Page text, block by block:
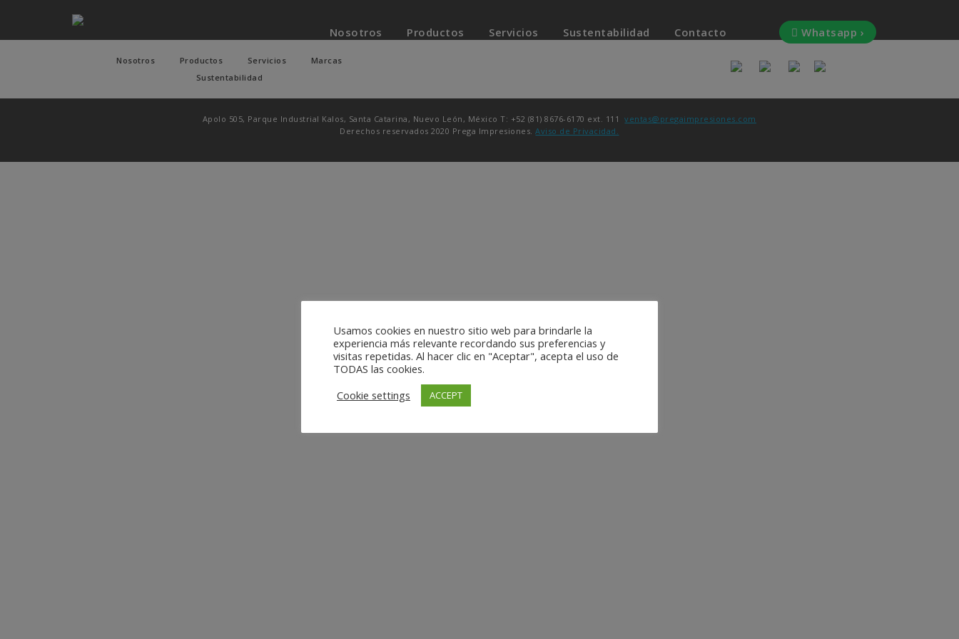
Nosotros Productos Servicios Sustentabilidad Contacto Whatsapp ›
Usamos cookies en nuestro sitio web para brindarle la
experiencia más relevante recordando sus preferencias y
visitas repetidas. Al hacer clic en "Aceptar", acepta el uso de
TODAS las cookies.
Cookie settings
ACCEPT
Nosotros Productos Servicios
Marcas
Sustentabilidad
Apolo 505, Parque Industrial Kalos, Santa Catarina, Nuevo León, México T: +52 (81) 8676-6170 ext. 111ventas@pregaimpresiones.com
Derechos reservados 2020 Prega Impresiones.Aviso de Privacidad.